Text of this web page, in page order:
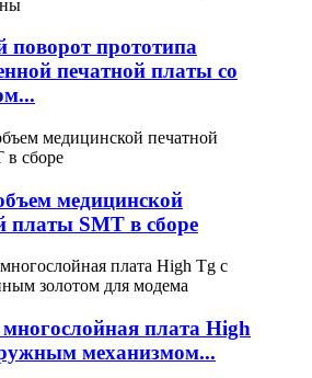
прототипа
печатной платы со
медицинской
платы SMT в сборе
плата High
механизмом...